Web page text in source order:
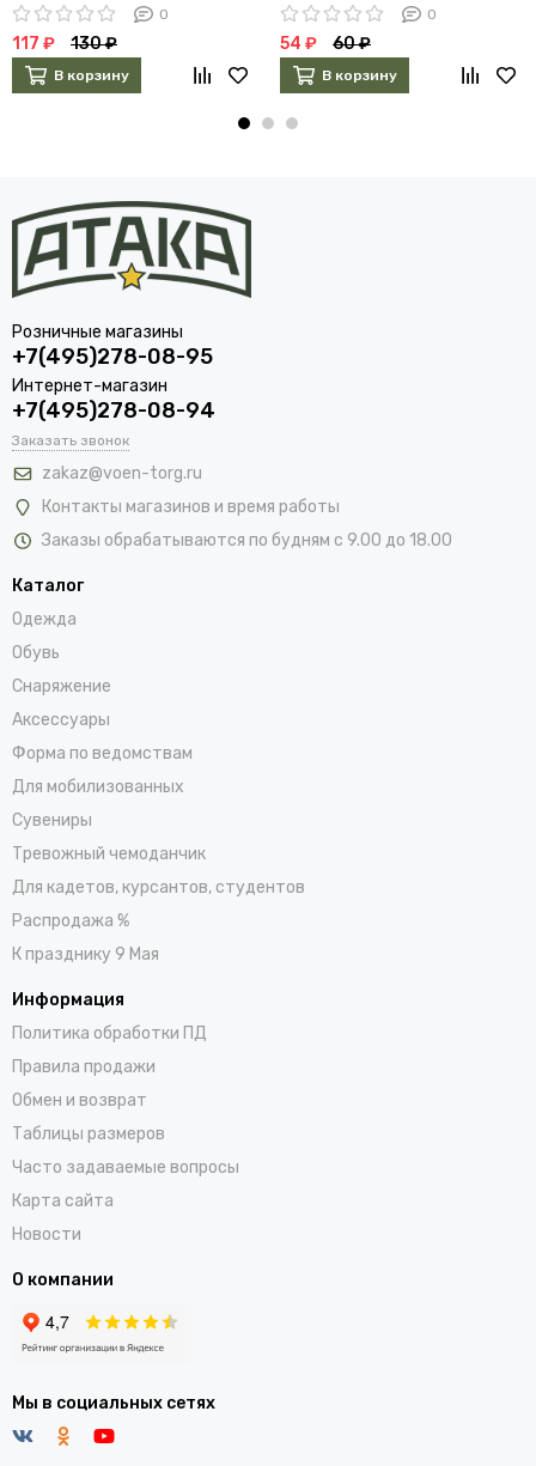
0
117 ₽ 130 ₽
В корзину
0
54 ₽ 60 ₽
В корзину
Розничные магазины
+7(495)278-08-95
Интернет-магазин
+7(495)278-08-94
Заказать звонок
zakaz@voen-torg.ru
Контакты магазинов и время работы
Заказы обрабатываются по будням с 9.00 до 18.00
Каталог
Одежда
Обувь
Снаряжение
Аксессуары
Форма по ведомствам
Для мобилизованных
Сувениры
Тревожный чемоданчик
Для кадетов, курсантов, студентов
Распродажа %
К празднику 9 Мая
Информация
Политика обработки ПД
Правила продажи
Обмен и возврат
Таблицы размеров
Часто задаваемые вопросы
Карта сайта
Новости
О компании
Мы в социальных сетях